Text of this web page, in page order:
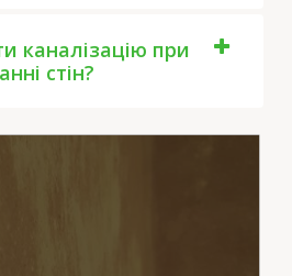
каналізацію при
стін?